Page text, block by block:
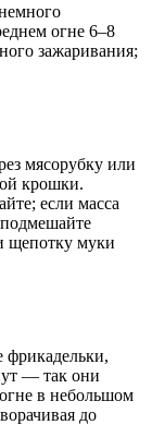
огне 6–8
зажаривания;
мясорубку или
крошки.
если масса
щепотку муки
— так они
в небольшом
до